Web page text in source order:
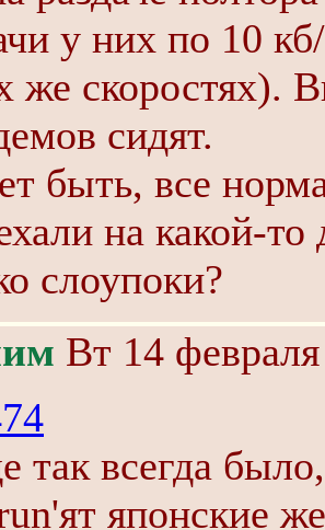
у них по 10
же скоростях).
сидят.
быть, все
на какой-то
слоупоки?
Вт 14
так всегда
японские